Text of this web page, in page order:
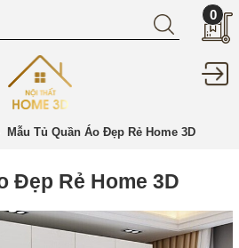
0
Mẫu Tủ Quần Áo Đẹp Rẻ Home 3D
Đẹp Rẻ Home 3D